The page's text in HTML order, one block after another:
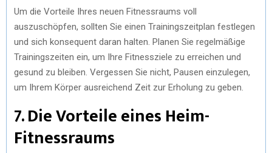
Um die Vorteile Ihres neuen Fitnessraums voll
auszuschöpfen, sollten Sie einen Trainingszeitplan festlegen
und sich konsequent daran halten. Planen Sie regelmäßige
Trainingszeiten ein, um Ihre Fitnessziele zu erreichen und
gesund zu bleiben. Vergessen Sie nicht, Pausen einzulegen,
um Ihrem Körper ausreichend Zeit zur Erholung zu geben.
7. Die Vorteile eines Heim-
Fitnessraums